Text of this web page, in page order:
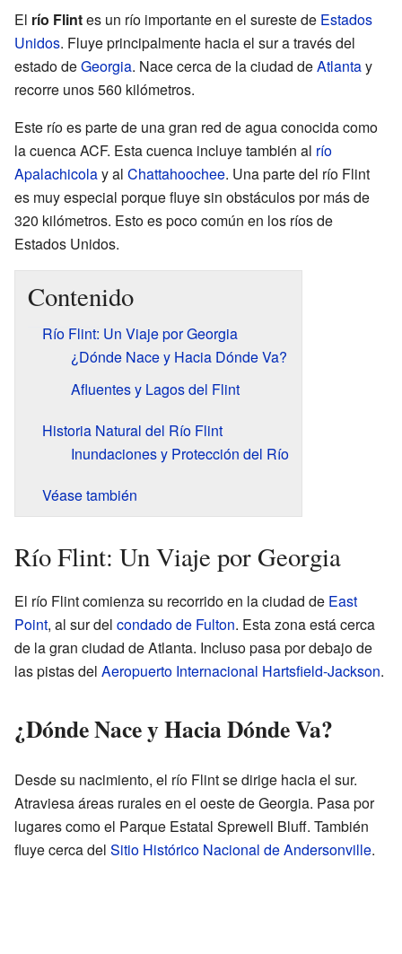
El río Flintes un río importante en el sureste de Estados
Unidos. Fluye principalmente hacia el sur a través del
estado deGeorgia. Nace cerca de la ciudad deAtlantay
recorre unos 560 kilómetros.
Este río es parte de una gran red de agua conocida como
la cuenca ACF. Esta cuenca incluye también al río
Apalachicolay al Chattahoochee. Una parte del río Flint
es muy especial porque fluye sin obstáculos por más de
320 kilómetros. Esto es poco común en los ríos de
Estados Unidos.
Contenido
Río Flint: Un Viaje por Georgia
¿Dónde Nace y Hacia Dónde Va?
Afluentes y Lagos del Flint
Historia Natural del Río Flint
Inundaciones y Protección del Río
Véase también
Río Flint: Un Viaje por Georgia
El río Flint comienza su recorrido en la ciudad de East
Point, al sur del condado de Fulton. Esta zona está cerca
de la gran ciudad de Atlanta. Incluso pasa por debajo de
las pistas del Aeropuerto Internacional Hartsfield-Jackson.
¿Dónde Nace y Hacia Dónde Va?
Desde su nacimiento, el río Flint se dirige hacia el sur.
Atraviesa áreas rurales en el oeste de Georgia. Pasa por
lugares como el Parque Estatal Sprewell Bluff. También
fluye cerca del Sitio Histórico Nacional de Andersonville.